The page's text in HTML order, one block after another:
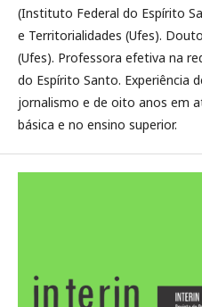
(Instituto Federal do Espírito
e Territorialidades (Ufes).
(Ufes). Professora efetiva na
do Espírito Santo. Experiência
jornalismo e de oito anos em
básica e no ensino superior.